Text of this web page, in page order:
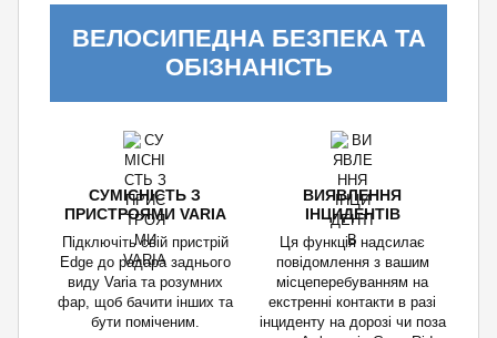
ВЕЛОСИПЕДНА БЕЗПЕКА ТА
ОБІЗНАНІСТЬ
СУМІСНІСТЬ З
ПРИСТРОЯМИ VARIA
Підключіть свій пристрій
Edge до радара заднього
виду Varia та розумних
фар, щоб бачити інших та
бути поміченим.
ВИЯВЛЕННЯ
ІНЦИДЕНТІВ
Ця функція надсилає
повідомлення з вашим
місцеперебуванням на
екстренні контакти в разі
інциденту на дорозі чи поза